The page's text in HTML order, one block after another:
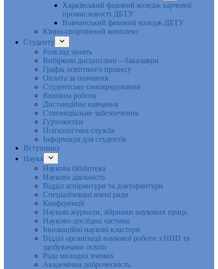
Харківський фаховий коледж харчової
промисловості ДБТУ
Вовчанський фаховий коледж ДБТУ
Кінно-спортивний комплекс
Студенту
Розклад занять
Вибіркові дисципліни – бакалаври
Графік освітнього процесу
Оплата за навчання
Студентське самоврядування
Виховна робота
Дистанційне навчання
Стипендіальне забезпечення
Гуртожитки
Психологічна служба
Інформація для студентів
Вступнику
Наука
Наукова бібліотека
Наукова діяльність
Відділ аспірантури та докторантури
Спеціалізовані вчені ради
Конференції
Наукові журнали, збірники наукових праць
Науково-дослідна частина
Інноваційні наукові кластери
Відділ організації наукової роботи з НПП та
здобувачами освіти
Рада молодих вчених
Академічна доброчесність